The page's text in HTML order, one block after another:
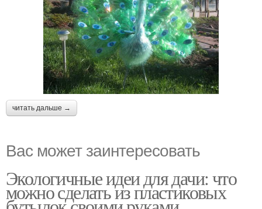
читать дальше →
Вас может заинтересовать
Экологичные идеи для дачи: что
можно сделать из пластиковых